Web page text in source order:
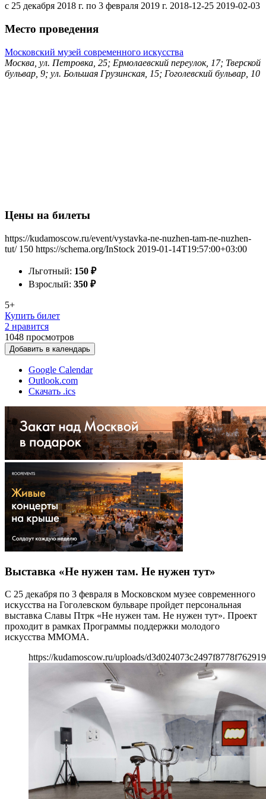
с 25 декабря 2018 г. по 3 февраля 2019 г. 2018-12-25 2019-02-03
Место проведения
Московский музей современного искусства
Москва, ул. Петровка, 25; Ермолаевский переулок, 17; Тверской
бульвар, 9; ул. Большая Грузинская, 15; Гоголевский бульвар, 10
Цены на билеты
https://kudamoscow.ru/event/vystavka-ne-nuzhen-tam-ne-nuzhen-
tut/ 150 https://schema.org/InStock 2019-01-14T19:57:00+03:00
Льготный: 150 ₽
Взрослый: 350 ₽
5+
Купить билет
2 нравится
1048 просмотров
Добавить в календарь
Google Calendar
Outlook.com
Скачать .ics
Выставка «Не нужен там. Не нужен тут»
С 25 декабря по 3 февраля в Московском музее современного
искусства на Гоголевском бульваре пройдет персональная
выставка Славы Птрк «Не нужен там. Не нужен тут». Проект
проходит в рамках Программы поддержки молодого
искусства ММОМА.
https://kudamoscow.ru/uploads/